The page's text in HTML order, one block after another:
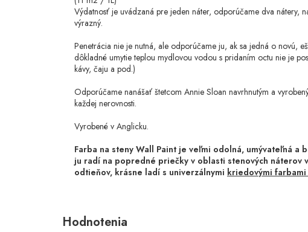
Výdatnosť je uvádzaná pre jeden náter, odporúčame dva nátery,
výrazný.
Penetrácia nie je nutná, ale odporúčame ju, ak sa jedná o novú,
dôkladné umytie teplou mydlovou vodou s pridaním octu nie je
kávy, čaju a pod.)
Odporúčame nanášať štetcom Annie Sloan navrhnutým a
každej nerovnosti.
Vyrobené v Anglicku.
Farba na steny Wall Paint je veľmi odolná, umývateľná
ju radí na popredné priečky v oblasti stenových náterov
odtieňov, krásne ladí s univerzálnymi kriedovými